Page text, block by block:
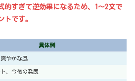
的すぎて逆効果になるため、1〜2文で
トです。
具体例
やかな風
、今後の発展